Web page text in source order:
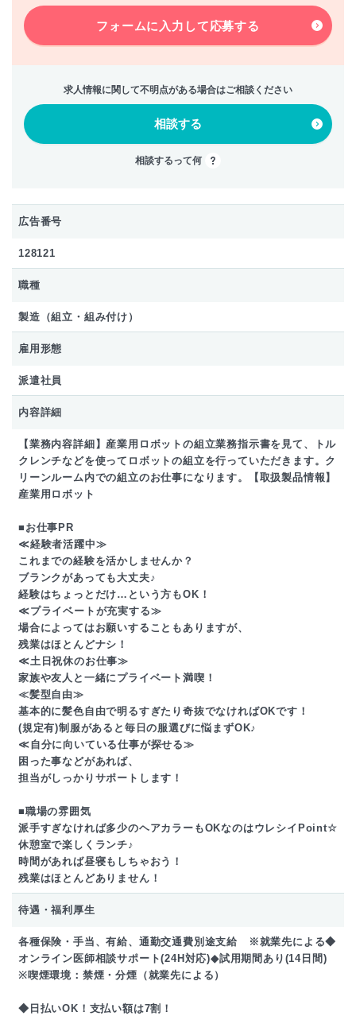
フォームに入力して応募する
求人情報に関して不明点がある場合はご相談ください
相談する
相談するって何
広告番号
128121
職種
製造（組立・組み付け）
雇用形態
派遣社員
内容詳細
【業務内容詳細】産業用ロボットの組立業務指示書を見て、トル
クレンチなどを使ってロボットの組立を行っていただきます。ク
リーンルーム内での組立のお仕事になります。【取扱製品情報】
産業用ロボット
■お仕事PR
≪経験者活躍中≫
これまでの経験を活かしませんか？
ブランクがあっても大丈夫♪
経験はちょっとだけ…という方もOK！
≪プライベートが充実する≫
場合によってはお願いすることもありますが、
残業はほとんどナシ！
≪土日祝休のお仕事≫
家族や友人と一緒にプライベート満喫！
≪髪型自由≫
基本的に髪色自由で明るすぎたり奇抜でなければOKです！
(規定有)制服があると毎日の服選びに悩まずOK♪
≪自分に向いている仕事が探せる≫
困った事などがあれば、
担当がしっかりサポートします！
■職場の雰囲気
派手すぎなければ多少のヘアカラーもOKなのはウレシイPoint☆
休憩室で楽しくランチ♪
時間があれば昼寝もしちゃおう！
残業はほとんどありません！
待遇・福利厚生
各種保険・手当、有給、通勤交通費別途支給 ※就業先による◆
オンライン医師相談サポート(24H対応)◆試用期間あり(14日間)
※喫煙環境：禁煙・分煙（就業先による）
◆日払いOK！支払い額は7割！